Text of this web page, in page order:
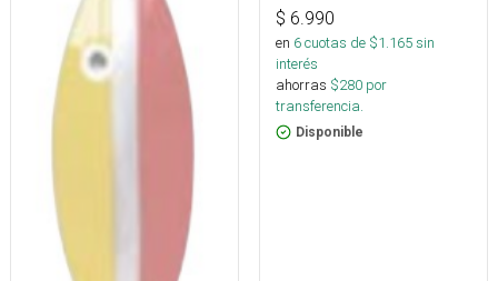
$ 6.990
en 6cuotas de $1.165sin
interés
ahorras $280 por
transferencia.
Disponible